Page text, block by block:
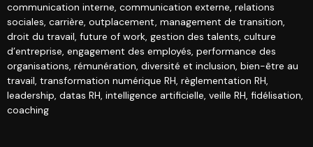
communication interne, communication externe, relations
sociales, carrière, outplacement, management de transition,
droit du travail, future of work, gestion des talents, culture
d’entreprise, engagement des employés, performance des
organisations, rémunération, diversité et inclusion, bien-être au
travail, transformation numérique RH, règlementation RH,
leadership, datas RH, intelligence artificielle, veille RH, fidélisation,
coaching